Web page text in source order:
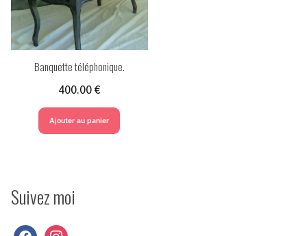
Banquette téléphonique.
400.00€
Ajouter au panier
Suivez moi
facebookinstagram